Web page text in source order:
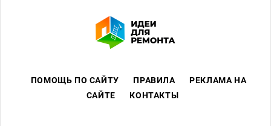
ПОМОЩЬ ПО САЙТУ ПРАВИЛА
РЕКЛАМА НА
САЙТЕ
КОНТАКТЫ